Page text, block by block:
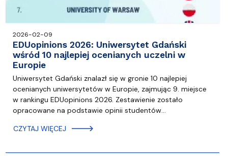
2026-02-09
EDUopinions 2026: Uniwersytet Gdański
wśród 10 najlepiej ocenianych uczelni w
Europie
Uniwersytet Gdański znalazł się w gronie 10 najlepiej
ocenianych uniwersytetów w Europie, zajmując 9. miejsce
w rankingu EDUopinions 2026. Zestawienie zostało
opracowane na podstawie opinii studentów…
CZYTAJ WIĘCEJ